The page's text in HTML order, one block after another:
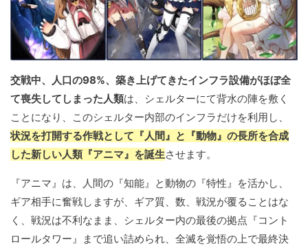
交戦中、人口の98%、築き上げてきたインフラ設備がほぼ全
て喪失してしまった人類は、シェルターにて背水の陣を敷く
ことになり、このシェルター内部のインフラだけを利用し、
状況を打開する作戦として『人間』と『動物』の長所を合成
した新しい人類『アニマ』を誕生させます。
『アニマ』は、人間の『知能』と動物の『特性』を活かし、
ギア相手に奮戦しますが、ギア質、数、戦況が覆ることはな
く、戦況は不利なまま、シェルター内の最後の拠点『コント
ロールタワー』まで追い詰められ、全滅を覚悟の上で最終決